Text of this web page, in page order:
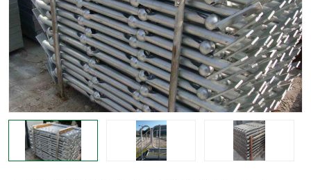
热镀锌钢格板 复合钢格板
钢格栅踏步板 插接钢格板
整流格栅